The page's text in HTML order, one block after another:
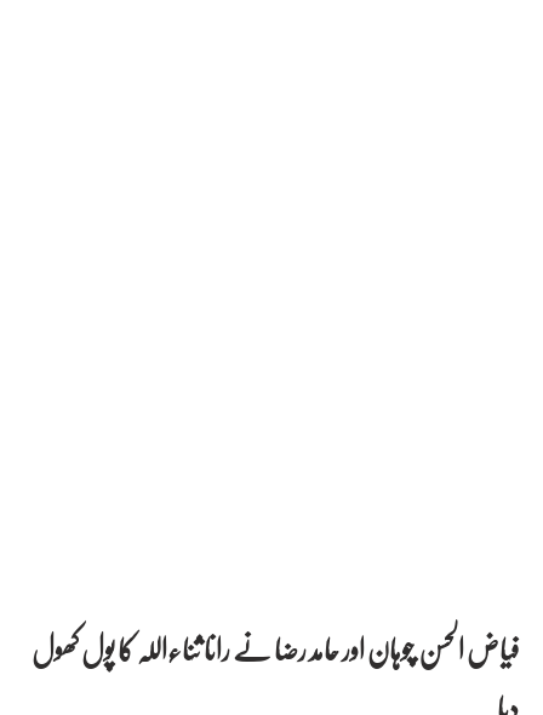
فیاض الحسن چوہان اور حامد رضا نے رانا ثناءاللہ کا پول کھول